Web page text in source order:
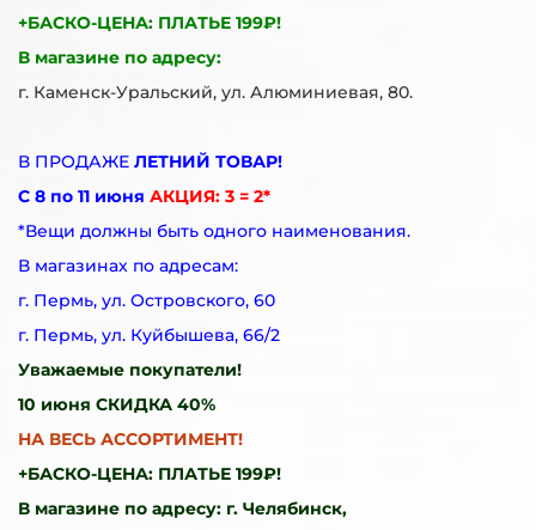
+БАСКО-ЦЕНА: ПЛАТЬЕ 199₽!
В магазине по адресу:
г. Каменск-Уральский, ул. Алюминиевая, 80.
В ПРОДАЖЕ ЛЕТНИЙ ТОВАР!
С 8 по 11 июня АКЦИЯ: 3 = 2*
*Вещи должны быть одного наименования.
В магазинах по адресам:
г. Пермь, ул. Островского, 60
г. Пермь, ул. Куйбышева, 66/2
Уважаемые покупатели!
10 июня СКИДКА 40%
НА ВЕСЬ АССОРТИМЕНТ!
+БАСКО-ЦЕНА: ПЛАТЬЕ 199₽!
В магазине по адресу: г. Челябинск,